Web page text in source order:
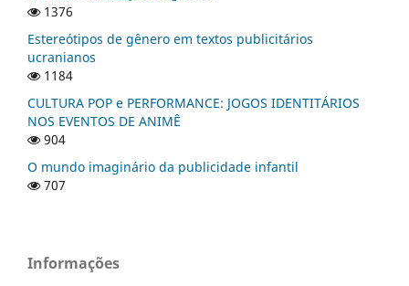
1376
Estereótipos de gênero em textos publicitários
ucranianos
1184
CULTURA POP e PERFORMANCE: JOGOS IDENTITÁRIOS
NOS EVENTOS DE ANIMÊ
904
O mundo imaginário da publicidade infantil
707
Informações